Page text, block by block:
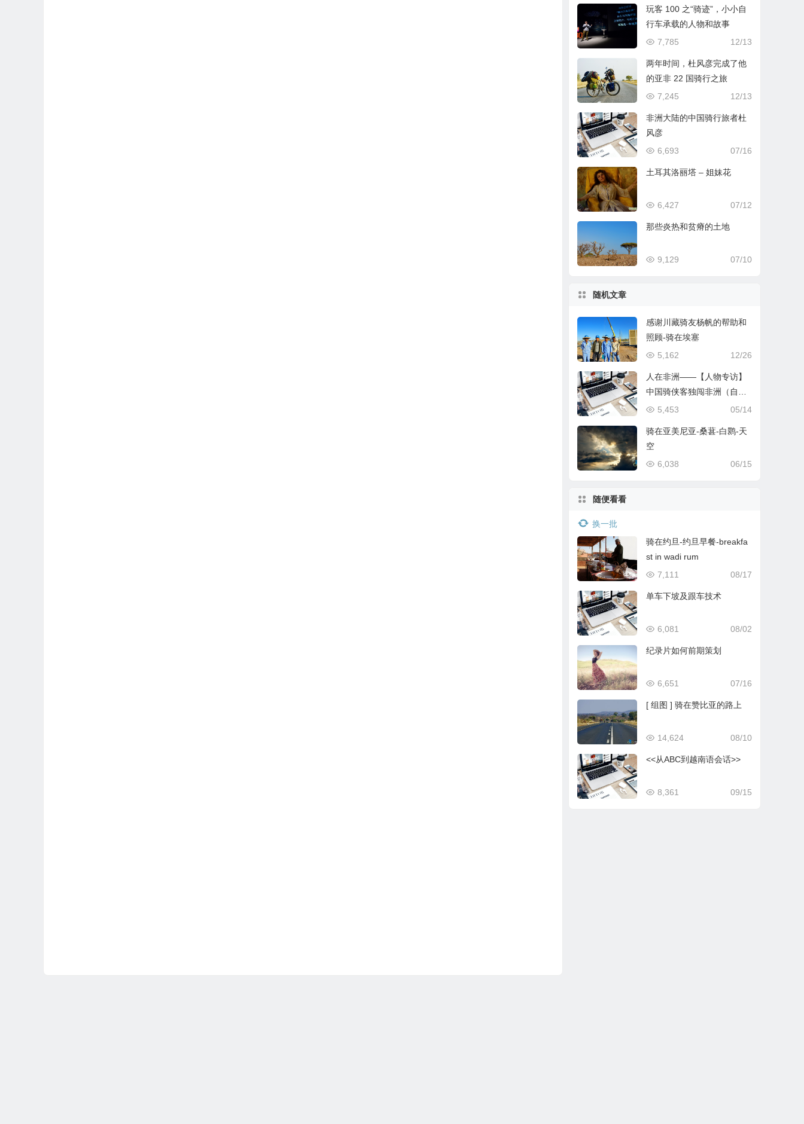
玩客 100 之“骑迹”，小小自
行车承载的人物和故事
12/13
7,785
两年时间，杜风彦完成了他
的亚非 22 国骑行之旅
12/13
7,245
非洲大陆的中国骑行旅者杜
风彦
07/16
6,693
土耳其洛丽塔 – 姐妹花
07/12
6,427
那些炎热和贫瘠的土地
07/10
9,129
随机文章
感谢川藏骑友杨帆的帮助和
照顾-骑在埃塞
12/26
5,162
人在非洲——【人物专访】
中国骑侠客独闯非洲（自行
车横穿亚非大陆——杜风05/14
5,453
骑在亚美尼亚-桑葚-白鹮-天
空
06/15
6,038
随便看看
换一批
骑在约旦-约旦早餐-breakfa
st in wadi rum
08/17
7,111
单车下坡及跟车技术
08/02
6,081
纪录片如何前期策划
07/16
6,651
[ 组图 ] 骑在赞比亚的路上
08/10
14,624
<<从ABC到越南语会话>>
09/15
8,361